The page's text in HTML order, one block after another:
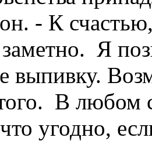
- К
заметно. Я
выпивку.
В любом
что угодно,